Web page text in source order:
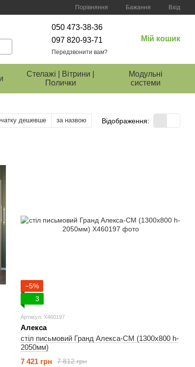
Порівняння Бажання Вхід
050 473-38-36
097 820-93-71
Передзвонити вам?
Мій кошик
Стелажі | Вітрини |
Полички
Модульні
системи
дешевше за назвою Відображення:
−5%
3
Артикул: X460197
Алекса
стіл письмовий Гранд Алекса-СМ (1300х800 h-
2050мм)
7 812 грн
7 421 грн